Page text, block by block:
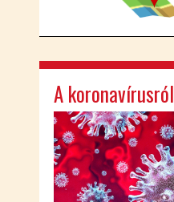
A koronavírusról